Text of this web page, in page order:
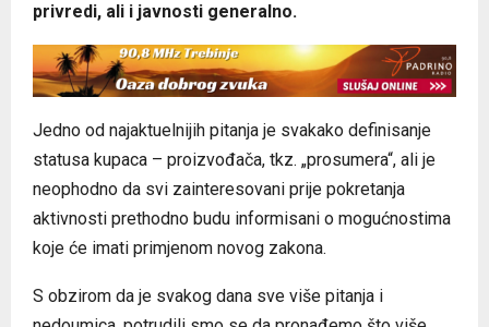
privredi, ali i javnosti generalno.
Jedno od najaktuelnijih pitanja je svakako definisanje
statusa kupaca – proizvođača, tkz. „prosumera“, ali je
neophodno da svi zainteresovani prije pokretanja
aktivnosti prethodno budu informisani o mogućnostima
koje će imati primjenom novog zakona.
S obzirom da je svakog dana sve više pitanja i